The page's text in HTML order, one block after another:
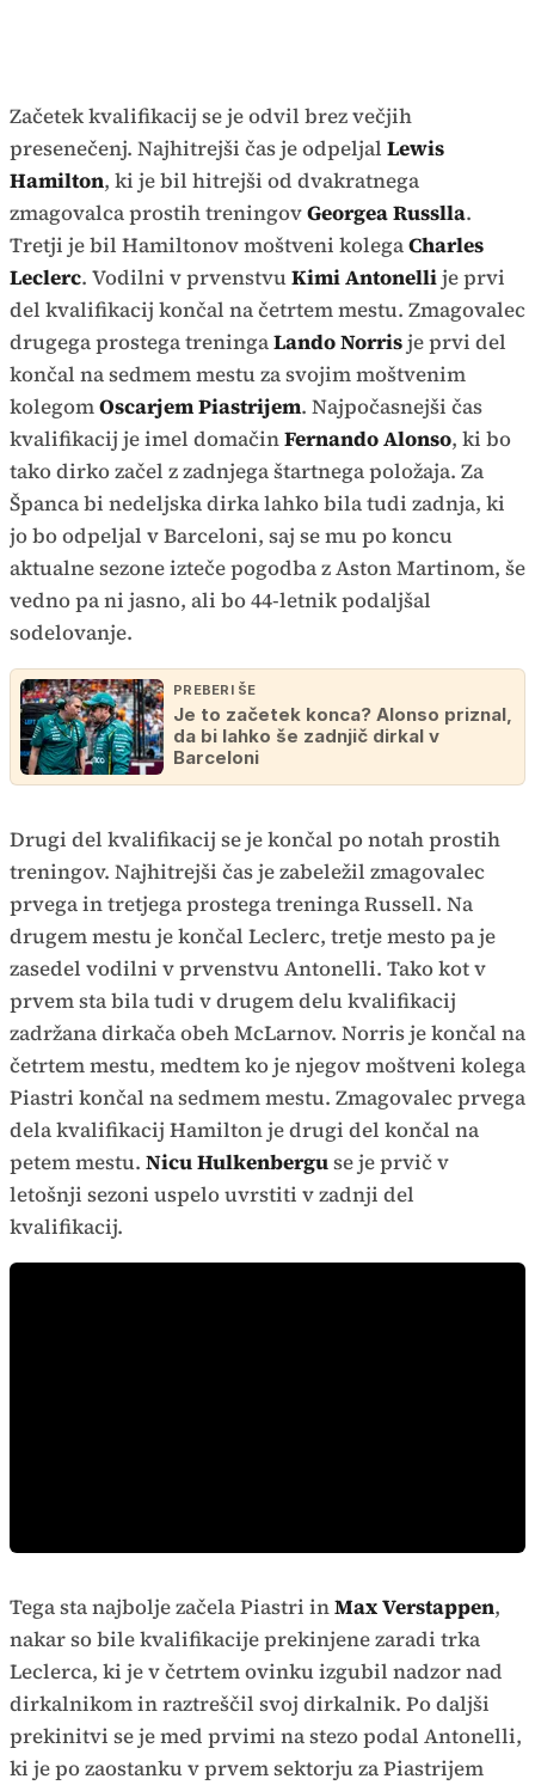
Začetek kvalifikacij se je odvil brez večjih
presenečenj. Najhitrejši čas je odpeljal Lewis
Hamilton, ki je bil hitrejši od dvakratnega
zmagovalca prostih treningovGeorgea Russlla.
Tretji je bil Hamiltonov moštveni kolegaCharles
Leclerc. Vodilni v prvenstvuKimi Antonellije prvi
del kvalifikacij končal na četrtem mestu. Zmagovalec
drugega prostega treningaLando Norrisje prvi del
končal na sedmem mestu za svojim moštvenim
kolegomOscarjem Piastrijem. Najpočasnejši čas
kvalifikacij je imel domačinFernando Alonso, ki bo
tako dirko začel z zadnjega štartnega položaja. Za
Španca bi nedeljska dirka lahko bila tudi zadnja, ki
jo bo odpeljal v Barceloni, saj se mu po koncu
aktualne sezone izteče pogodba z Aston Martinom, še
vedno pa ni jasno, ali bo 44-letnik podaljšal
sodelovanje.
PREBERI ŠE
Je to začetek konca? Alonso priznal,
da bi lahko še zadnjič dirkal v
Barceloni
Drugi del kvalifikacij se je končal po notah prostih
treningov. Najhitrejši čas je zabeležil zmagovalec
prvega in tretjega prostega treninga Russell. Na
drugem mestu je končal Leclerc, tretje mesto pa je
zasedel vodilni v prvenstvu Antonelli. Tako kot v
prvem sta bila tudi v drugem delu kvalifikacij
zadržana dirkača obeh McLarnov. Norris je končal na
četrtem mestu, medtem ko je njegov moštveni kolega
Piastri končal na sedmem mestu. Zmagovalec prvega
dela kvalifikacij Hamilton je drugi del končal na
petem mestu. Nicu Hulkenberguse je prvič v
letošnji sezoni uspelo uvrstiti v zadnji del
kvalifikacij.
Tega sta najbolje začela Piastri inMax Verstappen,
nakar so bile kvalifikacije prekinjene zaradi trka
Leclerca, ki je v četrtem ovinku izgubil nadzor nad
dirkalnikom in raztreščil svoj dirkalnik. Po daljši
prekinitvi se je med prvimi na stezo podal Antonelli,
ki je po zaostanku v prvem sektorju za Piastrijem